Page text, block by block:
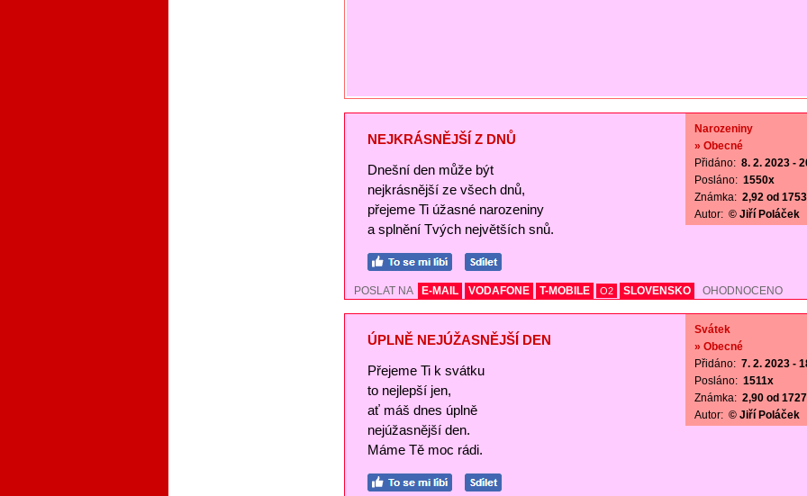
NEJKRÁSNĚJŠÍ Z DNŮ
Dnešní den může být
nejkrásnější ze všech dnů,
přejeme Ti úžasné narozeniny
a splnění Tvých největších snů.
Narozeniny
» Obecné
Přidáno: 8. 2. 2023 -
Posláno: 1550x
Známka: 2,92 od
Autor: © Jiří Poláček
POSLAT NA E-MAIL VODAFONE T-MOBILE O2 SLOVENSKO OHODNOCENO
ÚPLNĚ NEJÚŽASNĚJŠÍ DEN
Přejeme Ti k svátku
to nejlepší jen,
ať máš dnes úplně
nejúžasnější den.
Máme Tě moc rádi.
Svátek
» Obecné
Přidáno: 7. 2. 2023 -
Posláno: 1511x
Známka: 2,90 od
Autor: © Jiří Poláček